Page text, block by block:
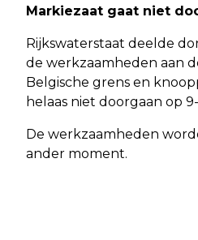
Markiezaat gaat niet
Rijkswaterstaat deelde
de werkzaamheden aan
Belgische grens en
helaas niet doorgaan op
De werkzaamheden
ander moment.